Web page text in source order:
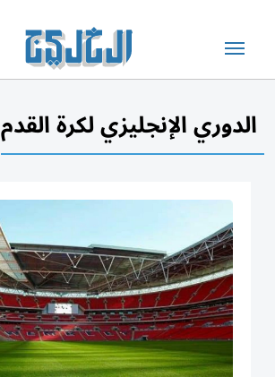
الدوري الإنجليزي لكرة القدم